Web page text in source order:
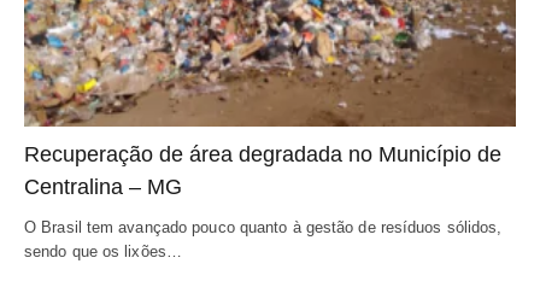
Recuperação de área degradada no Município de
Centralina – MG
O Brasil tem avançado pouco quanto à gestão de resíduos sólidos,
sendo que os lixões…